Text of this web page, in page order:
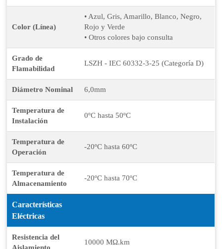
Color (Línea)
• Azul, Gris, Amarillo, Blanco, Negro,
Rojo y Verde
• Otros colores bajo consulta
Grado de
Flamabilidad
LSZH - IEC 60332-3-25 (Categoría D)
Diámetro Nominal 6,0mm
Temperatura de
Instalación
0ºC hasta 50ºC
Temperatura de
Operación
-20ºC hasta 60ºC
Temperatura de
Almacenamiento
-20ºC hasta 70ºC
Características
Eléctricas
Resistencia del
10000 MΩ.km